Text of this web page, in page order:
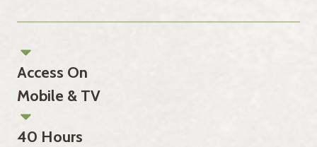
Access On
Mobile & TV
40 Hours